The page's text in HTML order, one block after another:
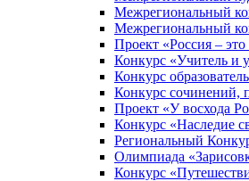
Межрегиональный
Межрегиональный
Проект «Россия –
Конкурс «Учитель и
Конкурс
Конкурс сочинений,
Проект «У восхода
Конкурс «Наследие
Региональный
Олимпиада
Конкурс